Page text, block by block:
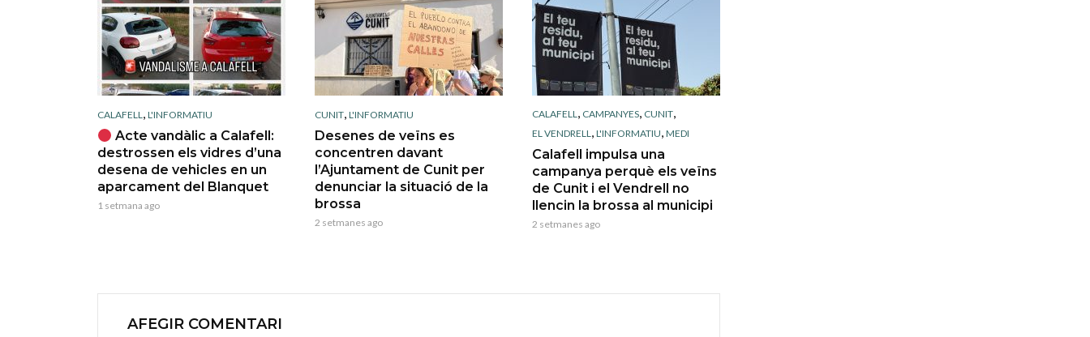
CALAFELL, L'INFORMATIU
Acte vandàlic a Calafell:
destrossen els vidres d’una
desena de vehicles en un
aparcament del Blanquet
1 setmana ago
CUNIT, L'INFORMATIU
Desenes de veïns es
concentren davant
l’Ajuntament de Cunit per
denunciar la situació de la
brossa
2 setmanes ago
CALAFELL, CAMPANYES, CUNIT,
EL VENDRELL , L'INFORMATIU, MEDI
Calafell impulsa una
campanya perquè els veïns
de Cunit i el Vendrell no
llencin la brossa al municipi
2 setmanes ago
AFEGIR COMENTARI